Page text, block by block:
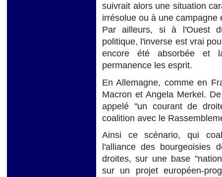
suivrait alors une situation
irrésolue ou à une campagne
Par ailleurs, si à l'Ouest
politique, l'inverse est vrai
encore été absorbée et
permanence les esprit.
En Allemagne, comme en
Macron et Angela Merkel.
appelé "un courant de
coalition avec le
Ainsi ce scénario, qui
l'alliance des bourgeoisies
droites, sur une base
sur un projet européen-